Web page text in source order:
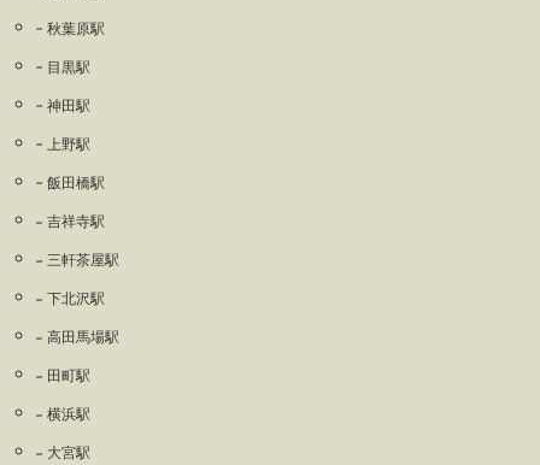
秋葉原駅
目黒駅
神田駅
上野駅
飯田橋駅
吉祥寺駅
三軒茶屋駅
下北沢駅
高田馬場駅
田町駅
横浜駅
大宮駅